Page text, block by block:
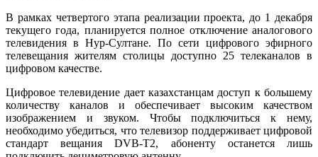
В рамках четвертого этапа реализации проекта, до 1 декабря
текущего года, планируется полное отключение аналогового
телевидения в Нур-Султане. По сети цифрового эфирного
телевещания жителям столицы доступно 25 телеканалов в
цифровом качестве.
Цифровое телевидение дает казахстанцам доступ к большему
количеству каналов и обеспечивает высоким качеством
изображением и звуком. Чтобы подключиться к нему,
необходимо убедиться, что телевизор поддерживает цифровой
стандарт вещания DVB-T2, абоненту останется лишь